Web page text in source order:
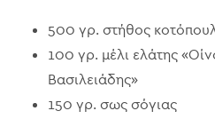
500 γρ. στήθος
100 γρ. μέλι ελάτης
Βασιλειάδης»
150 γρ. σως σόγιας